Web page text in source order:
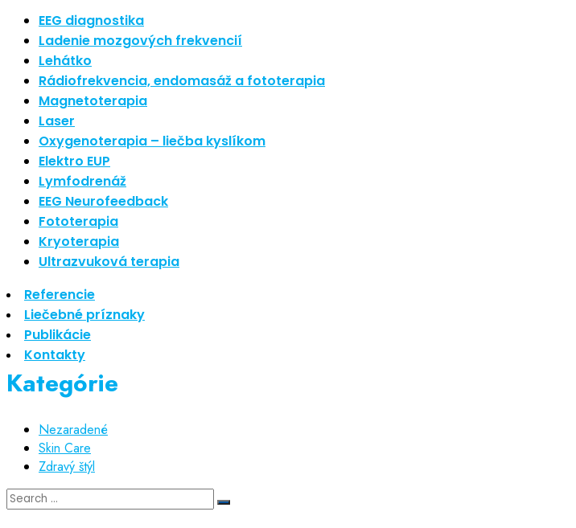
EEG diagnostika
Ladenie mozgových frekvencií
Lehátko
Rádiofrekvencia, endomasáž a fototerapia
Magnetoterapia
Laser
Oxygenoterapia – liečba kyslíkom
Elektro EUP
Lymfodrenáž
EEG Neurofeedback
Fototerapia
Kryoterapia
Ultrazvuková terapia
Referencie
Liečebné príznaky
Publikácie
Kontakty
Najnovšie články
Nové polarizované svetlo
So psoriázou netreba žiť
Rozšírenie služieb
Hudba a vývoj mozgu
Najnovšie komentáre
Žiadne komentáre na zobrazenie.
Archív
september 2021
apríl 2021
august 2020
Kategórie
Nezaradené
Skin Care
Zdravý štýl